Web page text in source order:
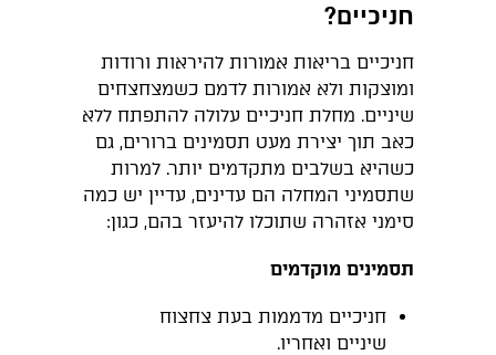
חניכיים?
חניכיים בריאות אמורות להיראות ורודות
ומוצקות ולא אמורות לדמם כשמצחצחים
שיניים. מחלת חניכיים עלולה להתפתח ללא
כאב תוך יצירת מעט תסמינים ברורים, גם
כשהיא בשלבים מתקדמים יותר. למרות
שתסמיני המחלה הם עדינים, עדיין יש כמה
סימני אזהרה שתוכלו להיעזר בהם, כגון:
תסמינים מוקדמים
חניכיים מדממות בעת צחצוח
שיניים ואחריו.